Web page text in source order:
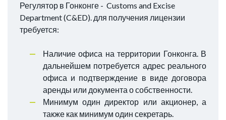
Регулятор в Гонконге - Customs and Excise
Department (C&ED). для получения лицензии
требуется:
Наличие офиса на территории Гонконга. В
дальнейшем потребуется адрес реального
офиса и подтверждение в виде договора
аренды или документа о собственности.
Минимум один директор или акционер, а
также как минимум один секретарь.